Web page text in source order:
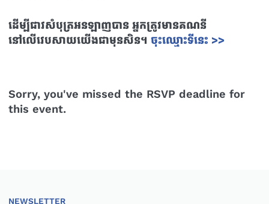
ដើម្បីជាវសំបុត្រអនឡាញបាន អ្នកត្រូវមានគណនី
នៅលើវេបសាយយើងជាមុនសិន។ ចុះឈ្មោះទីនេះ >>
Sorry, you've missed the RSVP deadline for
this event.
NEWSLETTER